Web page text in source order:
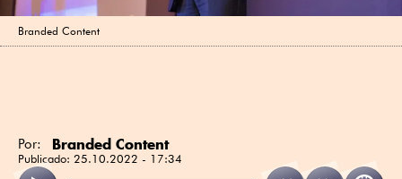
Branded Content
Por: Branded Content
Publicado: 25.10.2022 - 17:34